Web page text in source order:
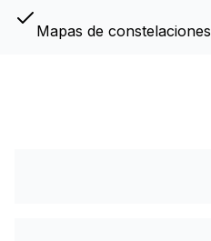
Mapas de constelaciones